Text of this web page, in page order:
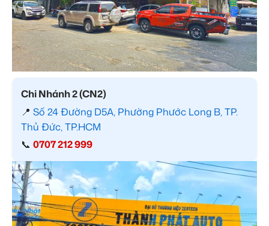
Chi Nhánh 2 (CN2)
📍 Số 24 Đường D5A, Phường Phước Long B, TP.
Thủ Đức, TP.HCM
📞 0707 212 999